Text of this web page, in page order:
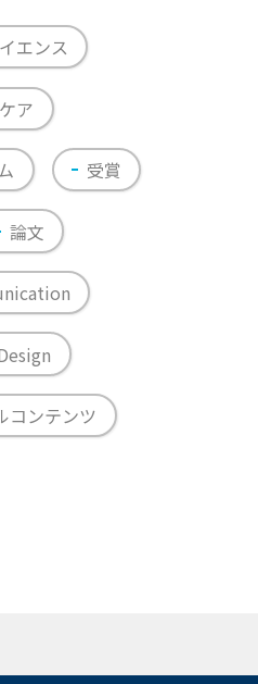
エンス
ア
受賞
論文
コンテンツ